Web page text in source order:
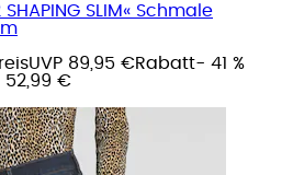
SLIM« Schmale
UVP 89,95 €Rabatt- 41 %
52,99 €